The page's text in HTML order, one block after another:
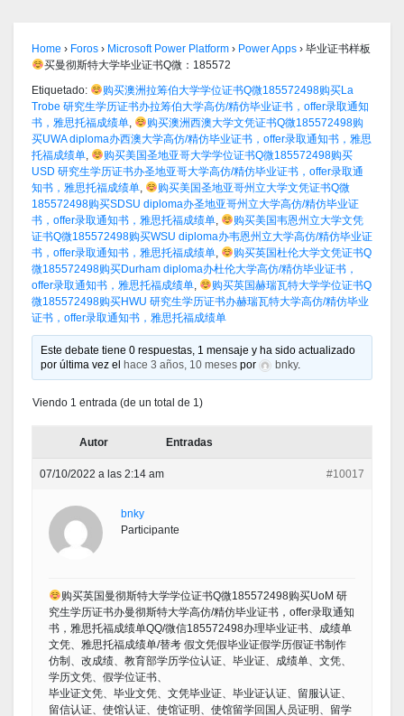
Home › Foros › Microsoft Power Platform › Power Apps › 毕业证书样板
买曼彻斯特大学毕业证书Q微：185572
Etiquetado:
购买澳洲拉筹伯大学学位证书Q微185572498购买La
Trobe 研究生学历证书办拉筹伯大学高仿/精仿毕业证书，offer录取通知
书，雅思托福成绩单,
购买澳洲西澳大学文凭证书Q微185572498购
买UWA diploma办西澳大学高仿/精仿毕业证书，offer录取通知书，雅思
托福成绩单,
购买美国圣地亚哥大学学位证书Q微185572498购买
USD 研究生学历证书办圣地亚哥大学高仿/精仿毕业证书，offer录取通
知书，雅思托福成绩单,
购买美国圣地亚哥州立大学文凭证书Q微
185572498购买SDSU diploma办圣地亚哥州立大学高仿/精仿毕业证
书，offer录取通知书，雅思托福成绩单,
购买美国韦恩州立大学文凭
证书Q微185572498购买WSU diploma办韦恩州立大学高仿/精仿毕业证
书，offer录取通知书，雅思托福成绩单,
购买英国杜伦大学文凭证书Q
微185572498购买Durham diploma办杜伦大学高仿/精仿毕业证书，
offer录取通知书，雅思托福成绩单,
购买英国赫瑞瓦特大学学位证书Q
微185572498购买HWU 研究生学历证书办赫瑞瓦特大学高仿/精仿毕业
证书，offer录取通知书，雅思托福成绩单
Este debate tiene 0 respuestas, 1 mensaje y ha sido actualizado
por última vez el
hace 3 años, 10 meses por bnky.
Viendo 1 entrada (de un total de 1)
Autor Entradas
07/10/2022 a las 2:14 am #10017
bnky
Participante
购买英国曼彻斯特大学学位证书Q微185572498购买UoM 研
究生学历证书办曼彻斯特大学高仿/精仿毕业证书，offer录取通知
书，雅思托福成绩单QQ/微信185572498办理毕业证书、成绩单
文凭、雅思托福成绩单/替考 假文凭假毕业证假学历假证书制作
仿制、改成绩、教育部学历学位认证、毕业证、成绩单、文凭、
学历文凭、假学位证书、
毕业证文凭、毕业文凭、文凭毕业证、毕业证认证、留服认证、
留信认证、使馆认证、使馆证明、使馆留学回国人员证明、留学